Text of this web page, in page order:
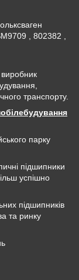
, 802382 ,
транспорту.
парку
підшипники
успішно
підшипників
та ринку